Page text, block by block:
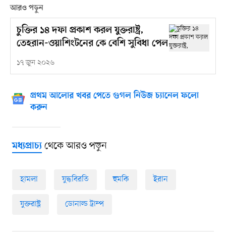
আরও পড়ুন
চুক্তির ১৪ দফা প্রকাশ করল যুক্তরাষ্ট্র,
তেহরান-ওয়াশিংটনের কে বেশি সুবিধা পেল
১৭ জুন ২০২৬
প্রথম আলোর খবর পেতে গুগল নিউজ চ্যানেল ফলো
করুন
মধ্যপ্রাচ্যথেকে আরও পড়ুন
হামলা যুদ্ধবিরতি হুমকি ইরান
যুক্তরাষ্ট্র ডোনাল্ড ট্রাম্প